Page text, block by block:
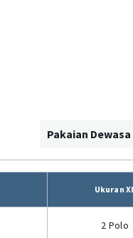
Pakaian Dewasa
Ukuran
2 Polo